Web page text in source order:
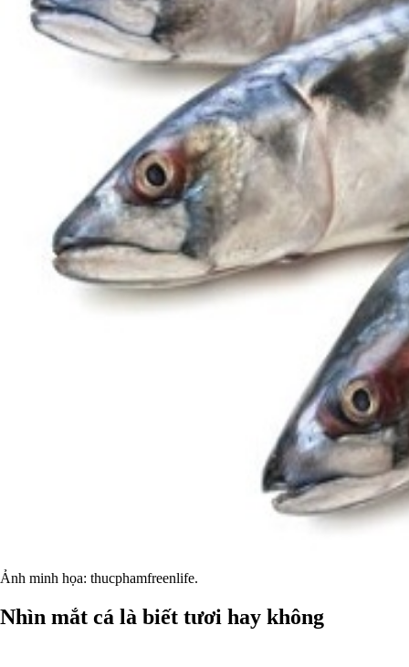
Ảnh minh họa: thucphamfreenlife.
Nhìn mắt cá là biết tươi hay không